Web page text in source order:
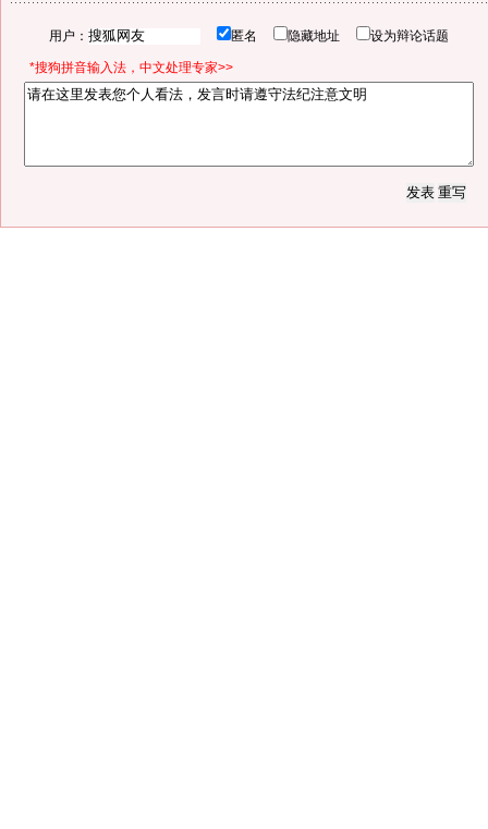
用户： 匿名 隐藏地址 设为辩论话题
*搜狗拼音输入法，中文处理专家>>